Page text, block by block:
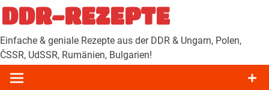
Zum
Inhalt
springen
DDR-REZEPTE
Einfache & geniale Rezepte aus der DDR & Ungarn, Polen,
ČSSR, UdSSR, Rumänien, Bulgarien!